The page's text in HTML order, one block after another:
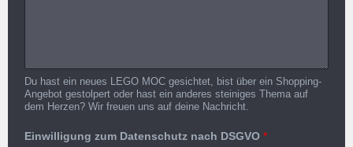
Du hast ein neues LEGO MOC gesichtet, bist über ein Shopping-
Angebot gestolpert oder hast ein anderes steiniges Thema auf
dem Herzen? Wir freuen uns auf deine Nachricht.
Einwilligung zum Datenschutz nach DSGVO *